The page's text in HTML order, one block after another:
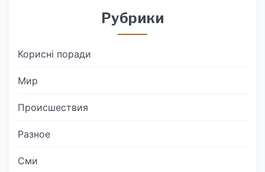
Рубрики
Корисні поради
Мир
Происшествия
Разное
Сми